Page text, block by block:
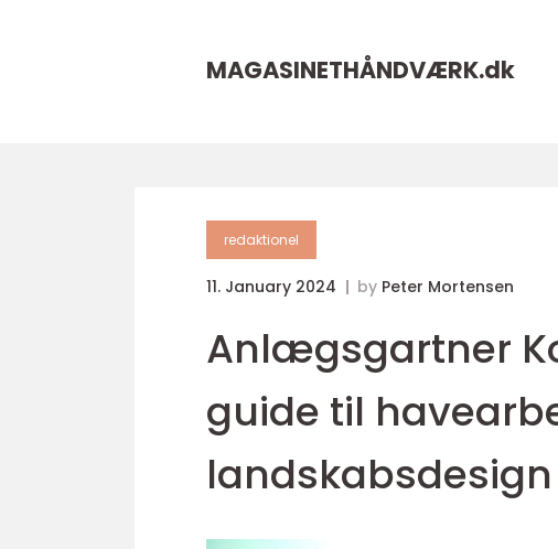
MAGASINETHÅNDVÆRK.dk
redaktionel
11. January 2024 by Peter Mortensen
Anlægsgartner
guide til
landskabsdesign